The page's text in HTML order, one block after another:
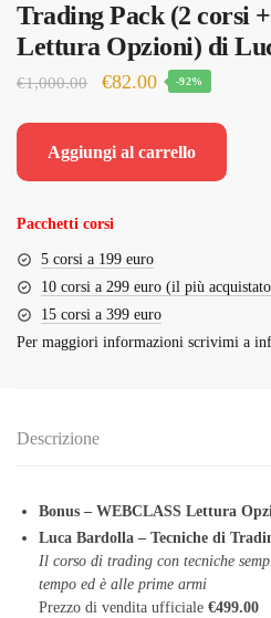
Trading Pack (2 corsi
Lettura Opzioni) di
€1,000.00
Il
originale
€82.00Il
attuale
-92%
Aggiungi al carrello
Pacchetti corsi
5 corsi a 199 euro
10 corsi a 299 euro (il più
15 corsi a 399 euro
Per maggiori informazioni scrivimi a
Descrizione
Bonus – WEBCLASS Lettura
Luca Bardolla – Tecniche di
Il corso di trading con tecniche
tempo ed è alle prime armi
Prezzo di vendita ufficiale €499.00